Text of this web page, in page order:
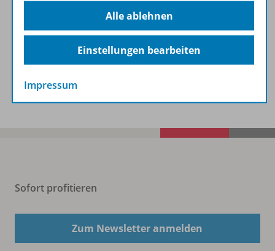
Zugehörige Produkte
Benachrichtigungs-Service
Sofort profitieren
Zum Newsletter anmelden
Alle ablehnen
Einstellungen bearbeiten
Impressum